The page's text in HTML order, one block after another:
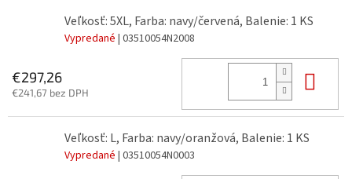
Veľkosť: 5XL, Farba: navy/červená, Balenie: 1 KS
Vypredané | 03510054N2008
€297,26
€241,67 bez DPH
Veľkosť: L, Farba: navy/oranžová, Balenie: 1 KS
Vypredané | 03510054N0003